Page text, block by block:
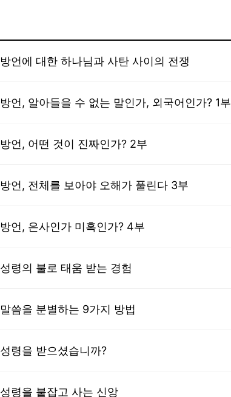
방언에 대한 하나님과 사탄 사이의 전쟁
방언, 알아들을 수 없는 말인가, 외국어인가? 1부
방언, 어떤 것이 진짜인가? 2부
방언, 전체를 보아야 오해가 풀린다 3부
방언, 은사인가 미혹인가? 4부
성령의 불로 태움 받는 경험
말씀을 분별하는 9가지 방법
성령을 받으셨습니까?
성령을 붙잡고 사는 신앙